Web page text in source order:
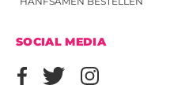
SOCIAL MEDIA